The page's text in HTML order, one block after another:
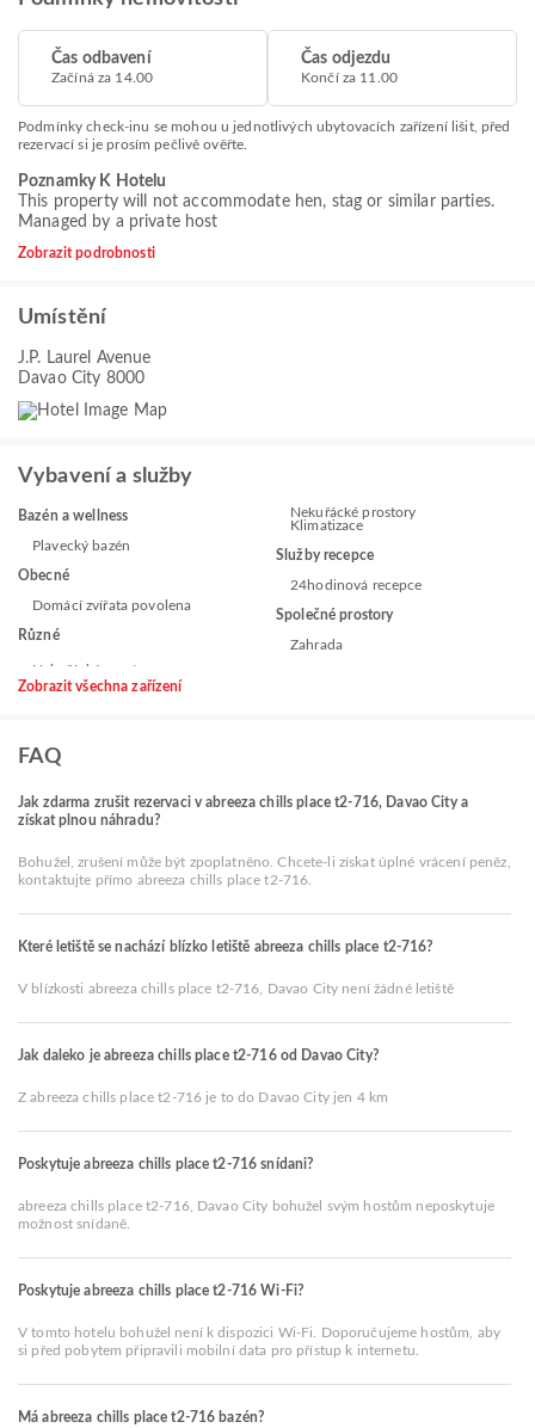
Čas odbavení
Začíná za 14.00
Čas odjezdu
Končí za 11.00
Podmínky check-inu se mohou u jednotlivých ubytovacích zařízení lišit, před
rezervací si je prosím pečlivě ověřte.
Poznamky K Hotelu
This property will not accommodate hen, stag or similar parties.
Managed by a private host
Zobrazit podrobnosti
Umístění
J.P. Laurel Avenue
Davao City 8000
Vybavení a služby
Bazén a wellness
Plavecký bazén
Obecné
Domácí zvířata povolena
Různé
Nekuřácké prostory
Klimatizace
Služby recepce
24hodinová recepce
Společné prostory
Zahrada
Zobrazit všechna zařízení
FAQ
Jak zdarma zrušit rezervaci v abreeza chills place t2-716, Davao City a
získat plnou náhradu?
Bohužel, zrušení může být zpoplatněno. Chcete-li získat úplné vrácení peněz,
kontaktujte přímo abreeza chills place t2-716.
Které letiště se nachází blízko letiště abreeza chills place t2-716?
V blízkosti abreeza chills place t2-716, Davao City není žádné letiště
Jak daleko je abreeza chills place t2-716 od Davao City?
Z abreeza chills place t2-716 je to do Davao City jen 4 km
Poskytuje abreeza chills place t2-716 snídani?
abreeza chills place t2-716, Davao City bohužel svým hostům neposkytuje
možnost snídaně.
Poskytuje abreeza chills place t2-716 Wi-Fi?
V tomto hotelu bohužel není k dispozici Wi-Fi. Doporučujeme hostům, aby
si před pobytem připravili mobilní data pro přístup k internetu.
Má abreeza chills place t2-716 bazén?